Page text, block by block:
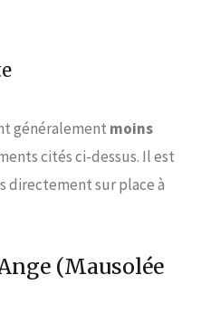
généralement moins
cités ci-dessus. Il est
directement sur place à
(Mausolée